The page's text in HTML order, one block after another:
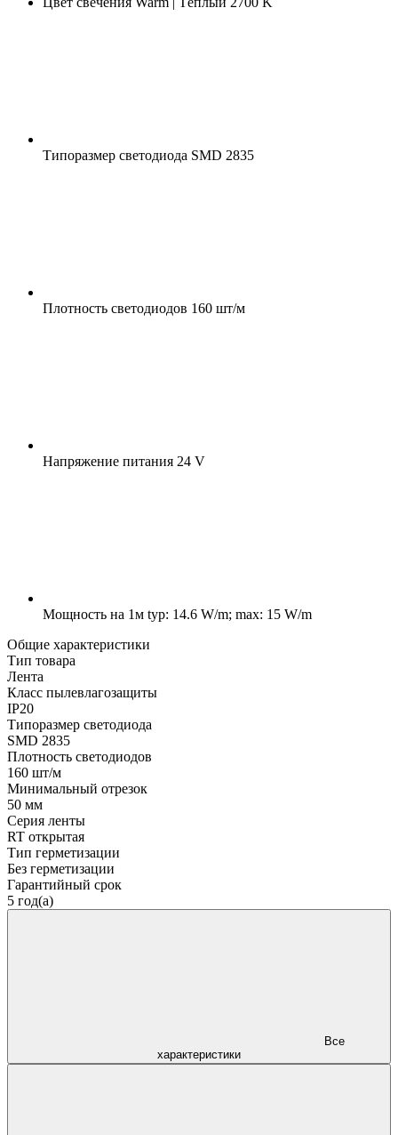
Типоразмер светодиода SMD 2835
Плотность светодиодов 160 шт/м
Напряжение питания 24 V
Мощность на 1м typ: 14.6 W/m; max: 15 W/m
Общие характеристики
Тип товара
Лента
Класс пылевлагозащиты
IP20
Типоразмер светодиода
SMD 2835
Плотность светодиодов
160 шт/м
Минимальный отрезок
50 мм
Серия ленты
RT открытая
Тип герметизации
Без герметизации
Гарантийный срок
5 год(а)
характеристики